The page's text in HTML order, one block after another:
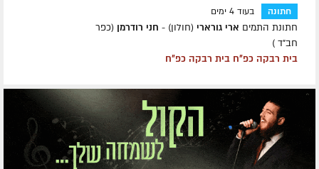
חתונה בעוד 4 ימים
חתונת התמים ארי גורארי (חולון) - חני רודרמן (כפר
חב״ד )
בית רבקה כפ״ח בית רבקה כפ״ח